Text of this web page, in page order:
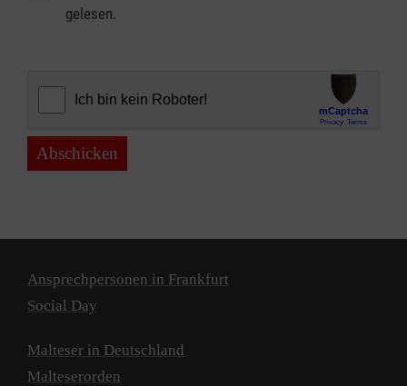
gelesen.
Abschicken
Ansprechpersonen in Frankfurt
Social Day
Malteser in Deutschland
Malteserorden